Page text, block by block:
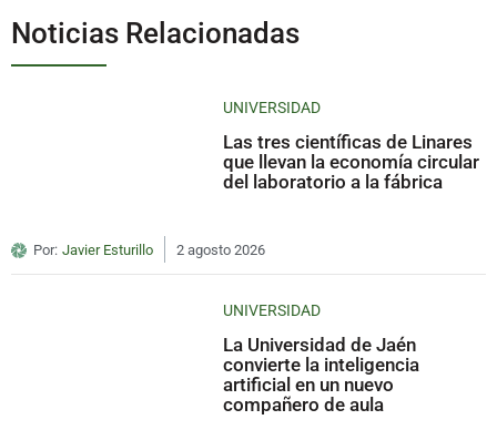
Noticias Relacionadas
UNIVERSIDAD
Las tres científicas de Linares
que llevan la economía circular
del laboratorio a la fábrica
Por: Javier Esturillo 2 agosto 2026
UNIVERSIDAD
La Universidad de Jaén
convierte la inteligencia
artificial en un nuevo
compañero de aula